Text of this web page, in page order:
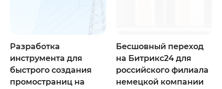
Разработка
инструмента для
быстрого создания
промостраниц на
Бесшовный переход
на Битрикс24 для
российского филиала
немецкой компании